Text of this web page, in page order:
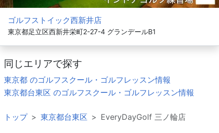
ゴルフストイック西新井店
東京都足立区西新井栄町2-27-4 グランデールB1
同じエリアで探す
東京都 のゴルフスクール・ゴルフレッスン情報
東京都台東区 のゴルフスクール・ゴルフレッスン情報
トップ 東京都台東区 EveryDayGolf 三ノ輪店